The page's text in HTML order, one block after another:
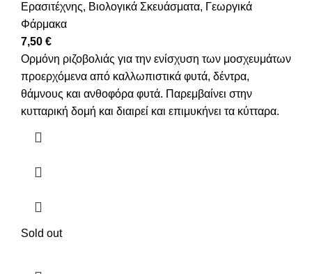
Ερασιτέχνης, Βιολογικά Σκευάσματα, Γεωργικά
Φάρμακα
7,50 €
Ορμόνη ριζοβολιάς για την ενίσχυση των μοσχευμάτων
προερχόμενα από καλλωπιστικά φυτά, δέντρα,
θάμνους και ανθοφόρα φυτά. Παρεμβαίνει στην
κυτταρική δομή και διαιρεί και επιμυκήνει τα κύτταρα.
Sold out